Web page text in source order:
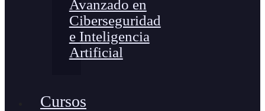
Avanzado en
Ciberseguridad
e Inteligencia
Artificial
Cursos